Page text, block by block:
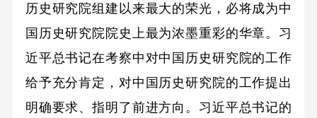
历史研究院组建以来最大的荣光，必将成为中
国历史研究院院史上最为浓墨重彩的华章。习
近平总书记在考察中对中国历史研究院的工作
给予充分肯定，对中国历史研究院的工作提出
明确要求、指明了前进方向。习近平总书记的